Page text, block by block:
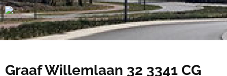
Graaf Willemlaan 32 3341 CG